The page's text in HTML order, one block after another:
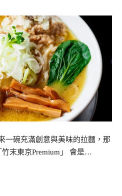
一碗充滿創意與美味的拉麵，那
末東京Premium」 會是…